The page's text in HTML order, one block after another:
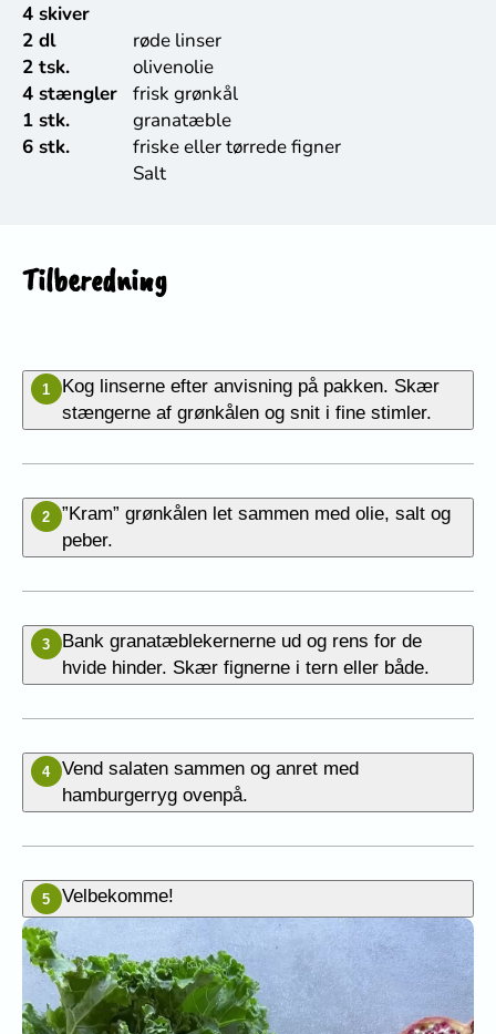
4 skiver
2 dl
røde linser
2 tsk.
olivenolie
4 stængler
frisk grønkål
1 stk.
granatæble
6 stk.
friske eller tørrede figner
Salt
Tilberedning
1
Kog linserne efter anvisning på pakken. Skær
stængerne af grønkålen og snit i fine stimler.
2
”Kram” grønkålen let sammen med olie, salt og
peber.
3
Bank granatæblekernerne ud og rens for de
hvide hinder. Skær fignerne i tern eller både.
4
Vend salaten sammen og anret med
hamburgerryg ovenpå.
5 Velbekomme!